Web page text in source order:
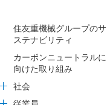
住友重機械グループのサ
ステナビリティ
カーボンニュートラルに
向けた取り組み
社会